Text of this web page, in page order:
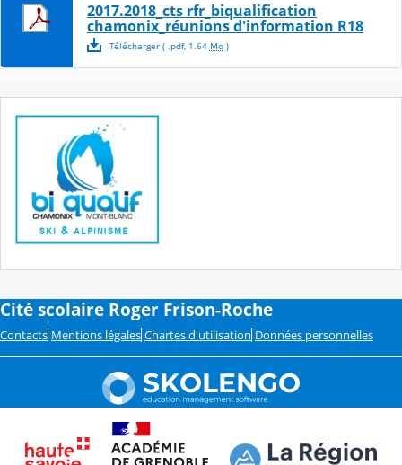
2017.2018_cts rfr_biqualification
chamonix_réunions d'information R18
Télécharger( .pdf, 1.64 Mo)
Cité scolaire Roger Frison-Roche
Contacts Mentions légales Chartes d'utilisation Données personnelles